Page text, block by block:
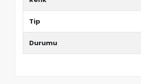
Tip
Durumu